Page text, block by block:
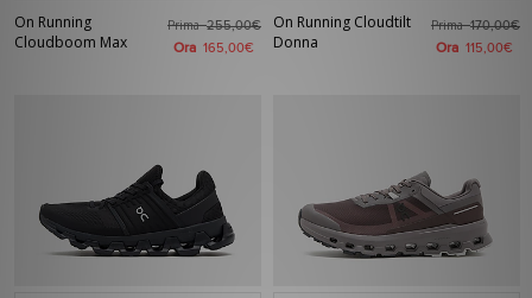
On Running
Cloudboom Max
Prima255,00€
Ora 165,00€
On Running Cloudtilt
Donna
Prima170,00€
Ora 115,00€